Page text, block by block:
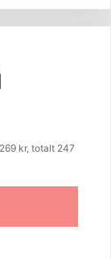
kr, totalt 247